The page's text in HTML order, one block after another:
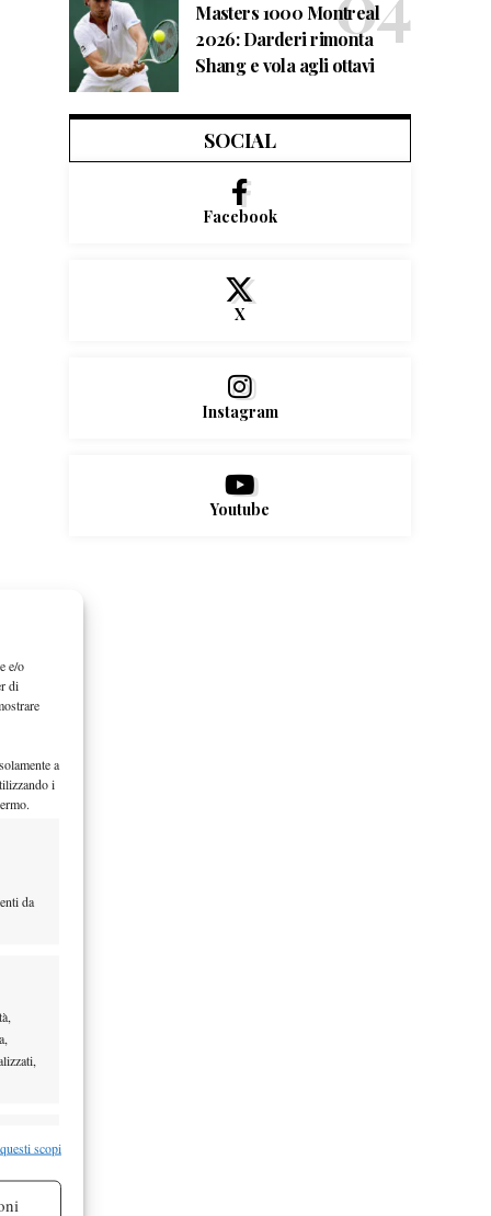
e/o
di
a
i
da
scopi
Masters 1000 Montreal
2026: Darderi rimonta
Shang e vola agli ottavi
SOCIAL
Facebook
X
Instagram
Youtube